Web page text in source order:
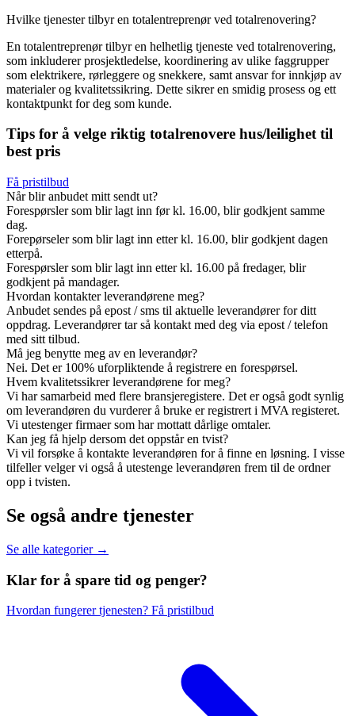
Hvilke tjenester tilbyr en totalentreprenør ved totalrenovering?
En totalentreprenør tilbyr en helhetlig tjeneste ved totalrenovering,
som inkluderer prosjektledelse, koordinering av ulike faggrupper
som elektrikere, rørleggere og snekkere, samt ansvar for innkjøp av
materialer og kvalitetssikring. Dette sikrer en smidig prosess og ett
kontaktpunkt for deg som kunde.
Tips for å velge riktig totalrenovere hus/leilighet til
best pris
Få pristilbud
Når blir anbudet mitt sendt ut?
Forespørsler som blir lagt inn før kl. 16.00, blir godkjent samme
dag.
Forepørseler som blir lagt inn etter kl. 16.00, blir godkjent dagen
etterpå.
Forespørsler som blir lagt inn etter kl. 16.00 på fredager, blir
godkjent på mandager.
Hvordan kontakter leverandørene meg?
Anbudet sendes på epost / sms til aktuelle leverandører for ditt
oppdrag. Leverandører tar så kontakt med deg via epost / telefon
med sitt tilbud.
Må jeg benytte meg av en leverandør?
Nei. Det er 100% uforpliktende å registrere en forespørsel.
Hvem kvalitetssikrer leverandørene for meg?
Vi har samarbeid med flere bransjeregistere. Det er også godt synlig
om leverandøren du vurderer å bruke er registrert i MVA registeret.
Vi utestenger firmaer som har mottatt dårlige omtaler.
Kan jeg få hjelp dersom det oppstår en tvist?
Vi vil forsøke å kontakte leverandøren for å finne en løsning. I visse
tilfeller velger vi også å utestenge leverandøren frem til de ordner
opp i tvisten.
Se også andre tjenester
Se alle kategorier →
Klar for å spare tid og penger?
Hvordan fungerer tjenesten? Få pristilbud